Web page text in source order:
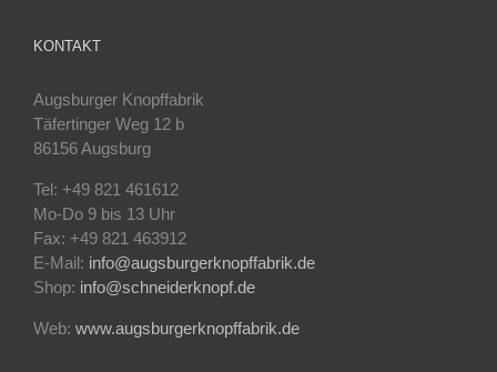
KONTAKT
Augsburger Knopffabrik
Täfertinger Weg 12 b
86156 Augsburg
Tel: +49 821 461612
Mo-Do 9 bis 13 Uhr
Fax: +49 821 463912
E-Mail: info@augsburgerknopffabrik.de
Shop: info@schneiderknopf.de
Web: www.augsburgerknopffabrik.de